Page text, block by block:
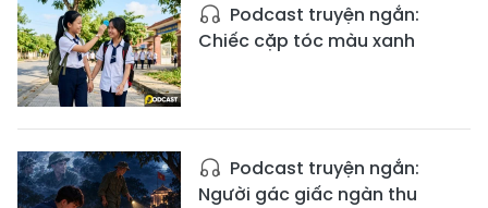
Podcast truyện ngắn:
Chiếc cặp tóc màu xanh
Podcast truyện ngắn:
Người gác giấc ngàn thu